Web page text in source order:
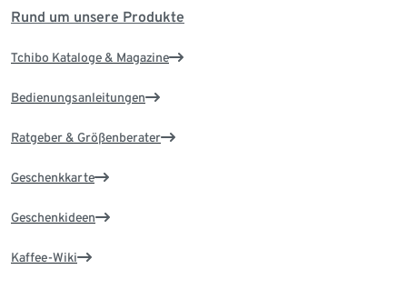
Rund um unsere Produkte
Tchibo Kataloge & Magazine
Bedienungsanleitungen
Ratgeber & Größenberater
Geschenkkarte
Geschenkideen
Kaffee-Wiki